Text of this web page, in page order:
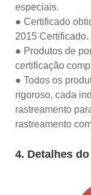
especiais.
● Certificado
2015 Certificado.
● Produtos de
certificação
● Todos os
rigoroso, cada
rastreamento
rastreamento
4. Detalhes